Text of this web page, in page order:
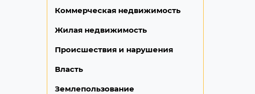
Коммерческая недвижимость
Жилая недвижимость
Происшествия и нарушения
Власть
Землепользование